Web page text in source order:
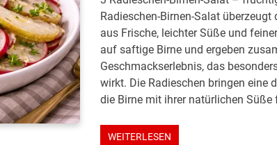
Radieschen-Birnen-Salat
aus Frische, leichter Süße und
auf saftige Birne und ergeben
Geschmackserlebnis, das
wirkt. Die Radieschen bringen eine
die Birne mit ihrer natürlichen Süße
WEITERLESEN